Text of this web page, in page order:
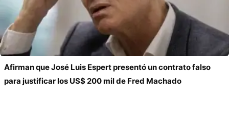
Afirman que José Luis Espert presentó un contrato falso
para justificar los US$ 200 mil de Fred Machado